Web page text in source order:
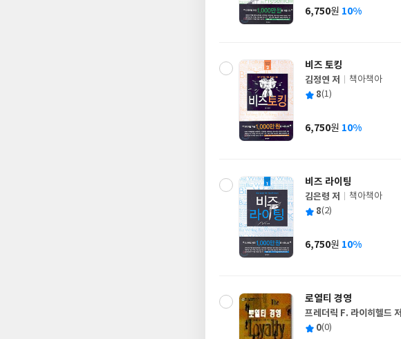
사
가
6,750원 10%
비즈 토킹
글
쓴
김정연 저
출
사
책아책아
평 8(1)
가
6,750원 10%
비즈 라이팅
글
쓴
김은령 저
출
사
책아책아
평 8(2)
가
6,750원 10%
로열티 경영
글
쓴
프레더릭 F. 라이히헬드 저
출
평 0(0)